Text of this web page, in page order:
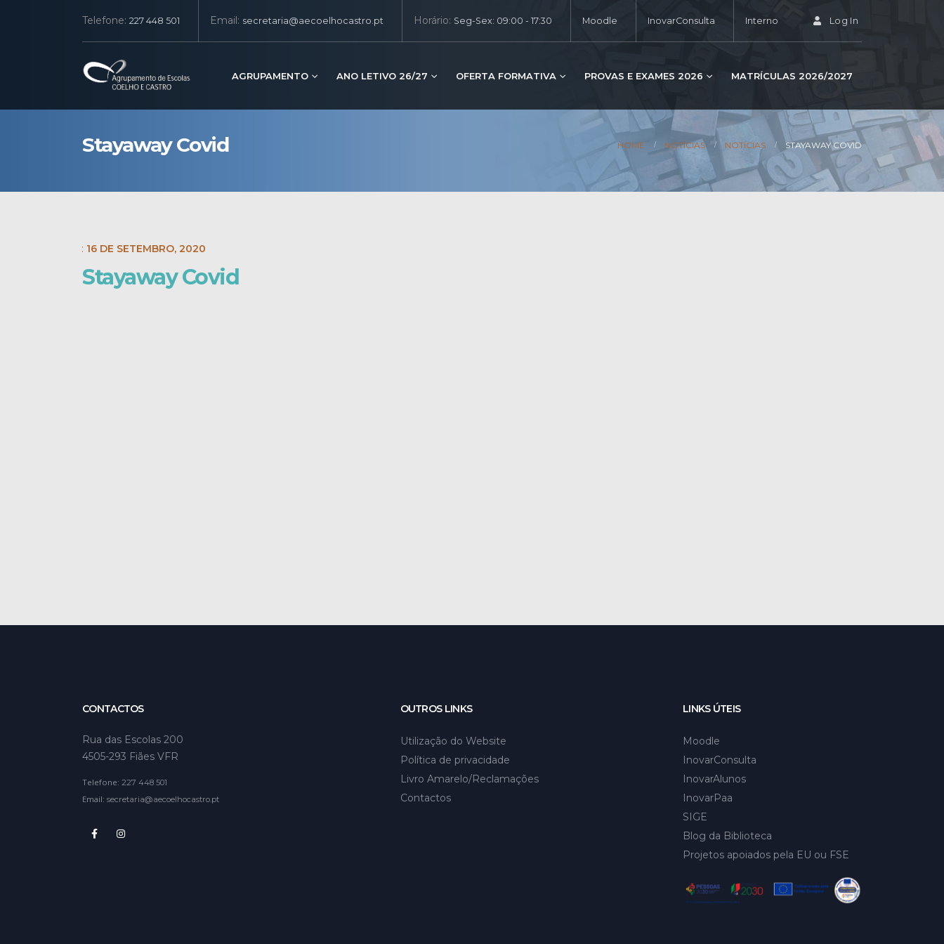
Telefone: 227 448 501 Email: secretaria@aecoelhocastro.pt Horário: Seg-Sex: 09:00 - 17:30 Moodle InovarConsulta Interno Log In
AGRUPAMENTO ANO LETIVO 26/27 OFERTA FORMATIVA PROVAS E EXAMES 2026 MATRÍCULAS 2026/2027
Stayaway Covid HOME NOTÍCIAS NOTÍCIAS STAYAWAY COVID
POST DATE: 16 DE SETEMBRO, 2020
Stayaway Covid
CONTACTOS
Rua das Escolas 200
4505-293 Fiães VFR
Telefone: 227 448 501
Email: secretaria@aecoelhocastro.pt
OUTROS LINKS
Utilização do Website
Política de privacidade
Livro Amarelo/Reclamações
Contactos
LINKS ÚTEIS
Moodle
InovarConsulta
InovarAlunos
InovarPaa
SIGE
Blog da Biblioteca
Projetos apoiados pela EU ou FSE